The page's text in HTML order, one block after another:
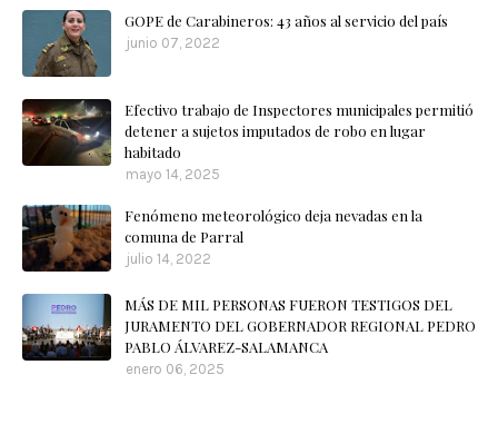
GOPE de Carabineros: 43 años al servicio del país
junio 07, 2022
Efectivo trabajo de Inspectores municipales permitió
detener a sujetos imputados de robo en lugar
habitado
mayo 14, 2025
Fenómeno meteorológico deja nevadas en la
comuna de Parral
julio 14, 2022
MÁS DE MIL PERSONAS FUERON TESTIGOS DEL
JURAMENTO DEL GOBERNADOR REGIONAL PEDRO
PABLO ÁLVAREZ-SALAMANCA
enero 06, 2025